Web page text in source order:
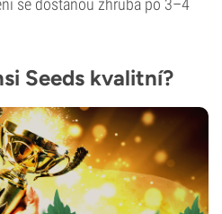
se dostanou zhruba po 3–4
Seeds kvalitní?